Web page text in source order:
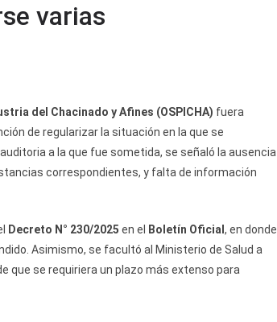
varias
del Chacinado y Afines (OSPICHA) fuera
de regularizar la situación en la que se
a la que fue sometida, se señaló la ausencia
correspondientes, y falta de información
Decreto N° 230/2025 en el Boletín Oficial , en donde
Asimismo, se facultó al Ministerio de Salud a
que se requiriera un plazo más extenso para